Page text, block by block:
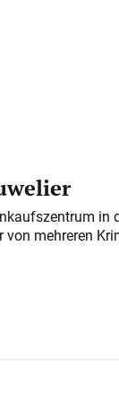
in
mehreren